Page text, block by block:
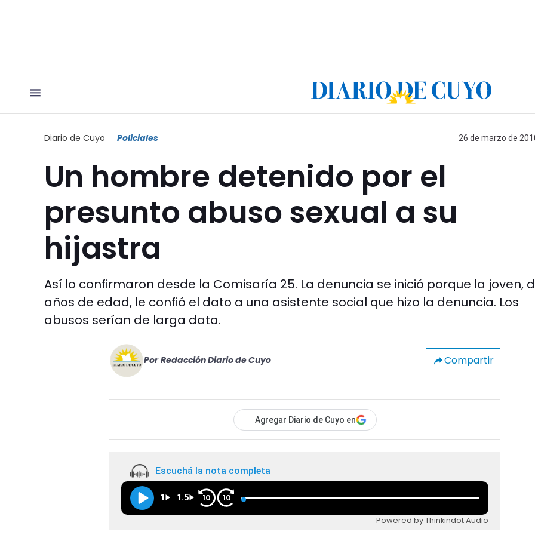
Diario de Cuyo Policiales 26 de marzo de
Un hombre detenido por el
presunto abuso sexual a su
hijastra
Así lo confirmaron desde la Comisaría 25. La denuncia se inició porque la joven,
años de edad, le confió el dato a una asistente social que hizo la denuncia. Los
abusos serían de larga data.
Por Redacción Diario de Cuyo Compartir
Agregar Diario de Cuyo en
Escuchá la nota completa
1 1.5 10 10
Powered by Thinkindot Audio